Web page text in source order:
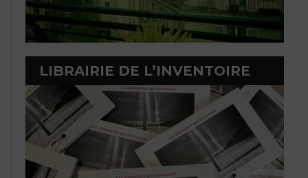
LIBRAIRIE DE L’INVENTOIRE